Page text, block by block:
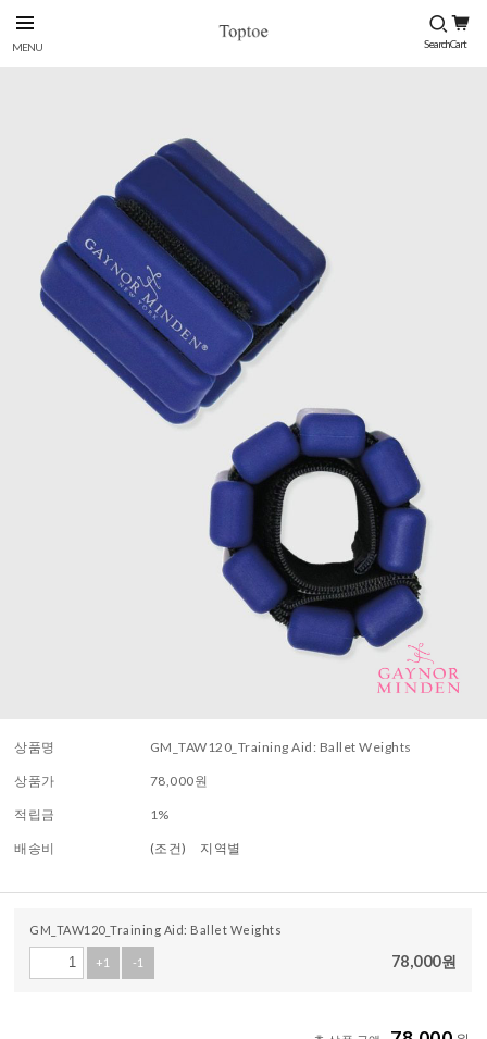
상품명 GM_TAW120_Training Aid: Ballet Weights
상품가 78,000원
적립금 1%
배송비 (조건) 지역별
GM_TAW120_Training Aid: Ballet Weights
+1 -1 78,000원